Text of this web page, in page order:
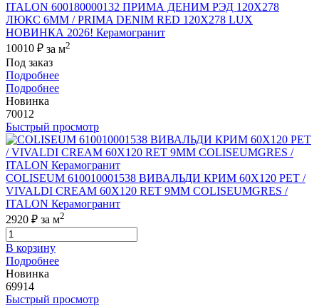
ITALON 600180000132 ПРИМА ДЕНИМ РЭД 120X278
ЛЮКС 6ММ / PRIMA DENIM RED 120X278 LUX
НОВИНКА 2026! Керамогранит
10010 ₽ за м2
Под заказ
Подробнее
Подробнее
Новинка
70012
Быстрый просмотр
COLISEUM 610010001538 ВИВАЛЬДИ КРИМ 60X120 РЕТ /
VIVALDI CREAM 60X120 RET 9MM COLISEUMGRES /
ITALON Керамогранит
2920 ₽ за м2
В корзину
Подробнее
Новинка
69914
Быстрый просмотр